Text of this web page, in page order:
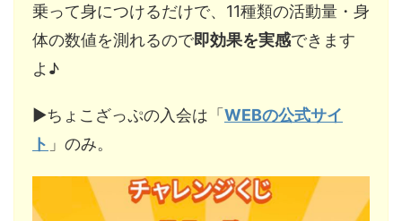
乗って身につけるだけで、11種類の活動量・身
体の数値を測れるので即効果を実感できます
よ♪
▶︎ちょこざっぷの入会は「WEBの公式サイ
ト 」のみ。